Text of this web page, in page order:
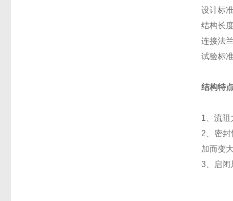
设计标
结构长
连接法
试验标
结构特点
1、流阻
2、密
加而变大
3、启闭